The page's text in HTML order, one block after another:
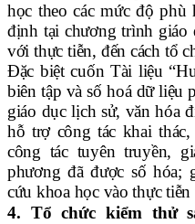
học theo các mức độ
định tại chương trình giáo
với thực tiễn, đến cách tổ
Đặc biệt cuốn Tài liệu “
biên tập và số hoá dữ liệu
giáo dục lịch sử, văn hóa
hỗ trợ công tác khai
công tác tuyên truyền,
phương đã được số hóa;
cứu khoa học vào thực
4. Tổ chức kiểm thử